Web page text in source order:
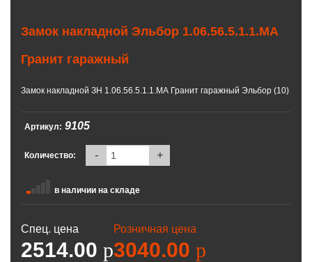
Замок накладной Эльбор 1.06.56.5.1.1.МА
Гранит гаражный
Замок накладной ЗН 1.06.56.5.1.1.МА Гранит гаражный Эльбор (10)
Артикул: 9105
Количество: - +
в наличии на складе
Спец. цена
2514.00 p
Розничная цена
3040.00 p